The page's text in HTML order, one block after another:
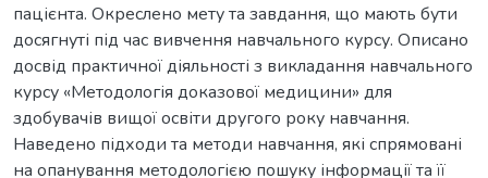
пацієнта. Окреслено мету та завдання, що мають бути
досягнуті під час вивчення навчального курсу. Описано
досвід практичної діяльності з викладання навчального
курсу «Методологія доказової медицини» для
здобувачів вищої освіти другого року навчання.
Наведено підходи та методи навчання, які спрямовані
на опанування методологією пошуку інформації та її